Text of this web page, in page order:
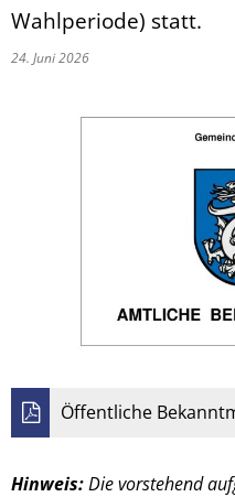
Wahlperiode) statt.
24. Juni 2026
Öffentliche
Hinweis:Die vorstehend